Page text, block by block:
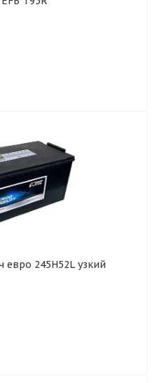
евро 245H52L узкий